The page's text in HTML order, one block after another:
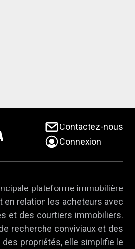
Contactez-nous
Connexion
plateforme immobilière
en relation les acheteurs avec
et des courtiers immobiliers.
recherche conviviaux et des
propriétés, elle simplifie le